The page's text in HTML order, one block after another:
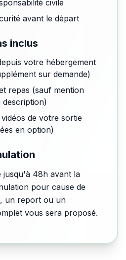
civile
avant le départ
inclus
votre hébergement
sur demande)
repas (sauf mention
de votre sortie
en option)
jusqu'à 48h avant la
pour cause de
un report ou un
vous sera proposé.